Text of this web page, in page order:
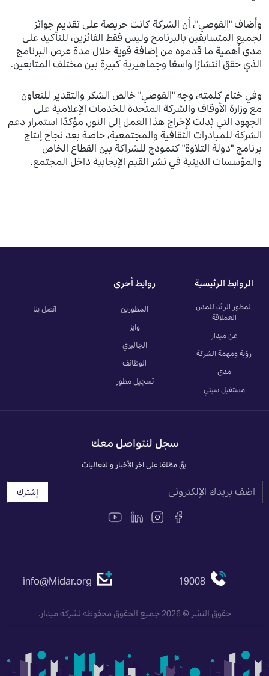
وأضاف "القوصي"، أن الشركة كانت حريصة على تقديم جوائز
لجميع المتسابقين بالبرنامج وليس فقط الفائزين، للتأكيد على
مدى أهمية ما قدموه من إضافة قوية خلال مدة عرض البرنامج
الذي حقق انتشارًا واسعًا وجماهيرية كبيرة بين مختلف المتابعين.
وفي ختام كلمته، وجه "القوصي" خالص الشكر والتقدير للتعاون
مع وزارة الأوقاف والشركة المتحدة للخدمات الإعلامية على
الجهود التي بُذلت لإخراج هذا العمل إلى النور، مؤكدًا استمرار دعم
الشركة للمبادرات الثقافية والمجتمعية، خاصة بعد نجاح إنتاج
برنامج "دولة التلاوة" كنموذج للشراكة بين القطاع الخاص
والمؤسسات الدينية في نشر القيم الإيجابية داخل المجتمع.
الروابط الرئيسية
المطور الرائد للمدن
العملاقة
عن ميدار
رؤية ومهمة الشركة
مدى
مستقبل سيتي
روابط أخرى
المطورين
وايز
الجاليري
الوظائف
تسجيل مطور
اتصل بنا
سجل لنتواصل معك
ابقَ مطّلعًا على آخر الأخبار والفعاليات
إشترك
19008
info@Midar.org
حقوق النشر © 2026 جميع الحقوق محفوظة لشركة ميدار.